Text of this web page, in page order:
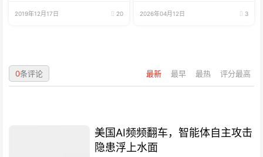
2019年12月17日 20 2026年04月12日 3
最新 最早 最热 评分最高
0条评论
美国AI频频翻车，智能体自主攻击
隐患浮上水面